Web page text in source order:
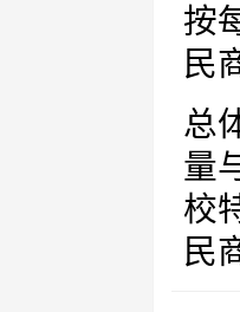
按
民
总
量
校
民